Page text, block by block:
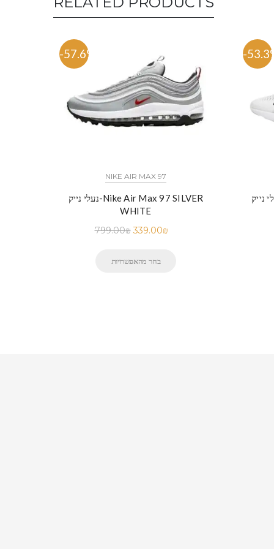
-57.6%
NIKE AIR MAX 97
נעלי נייק-Nike Air Max 97 SILVER
WHITE
799.00₪ 339.00₪
בחר מהאפשרויות
-53.3%